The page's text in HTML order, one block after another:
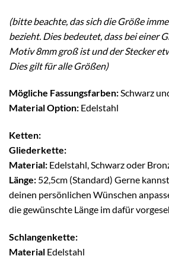
(bitte beachte, das sich die Größe
bezieht. Dies bedeutet, dass bei einer
Motiv 8mm groß ist und der Stecker
Dies gilt für alle Größen)
Mögliche Fassungsfarben:Schwarz
Material Option: Edelstahl
Ketten:
Gliederkette:
Material: Edelstahl, Schwarz oder
Länge: 52,5cm (Standard) Gerne
deinen persönlichen Wünschen
die gewünschte Länge im dafür
Schlangenkette:
Material Edelstahl